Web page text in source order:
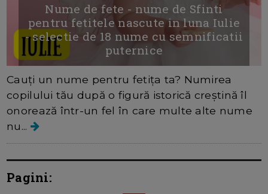
Nume de fete - nume de Sfinti
pentru fetitele nascute in luna Iulie
- selectie de 18 nume cu semnificatii
puternice
Cauți un nume pentru fetița ta? Numirea
copilului tău după o figură istorică creștină îl
onorează într-un fel în care multe alte nume
nu...
Pagini: